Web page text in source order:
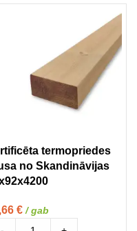
termopriedes
no Skandināvijas
€ / gab